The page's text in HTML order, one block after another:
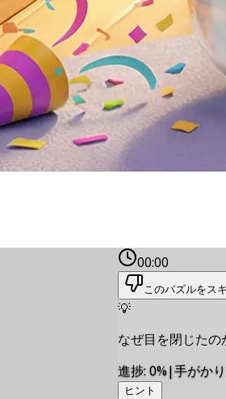
00:00
このパズルをス
💡
なぜ目を閉じたの
進捗:0%|手がかり
ヒント